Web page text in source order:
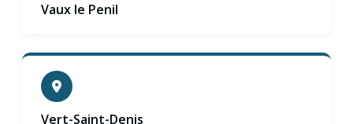
Vaux le Penil
Vert-Saint-Denis